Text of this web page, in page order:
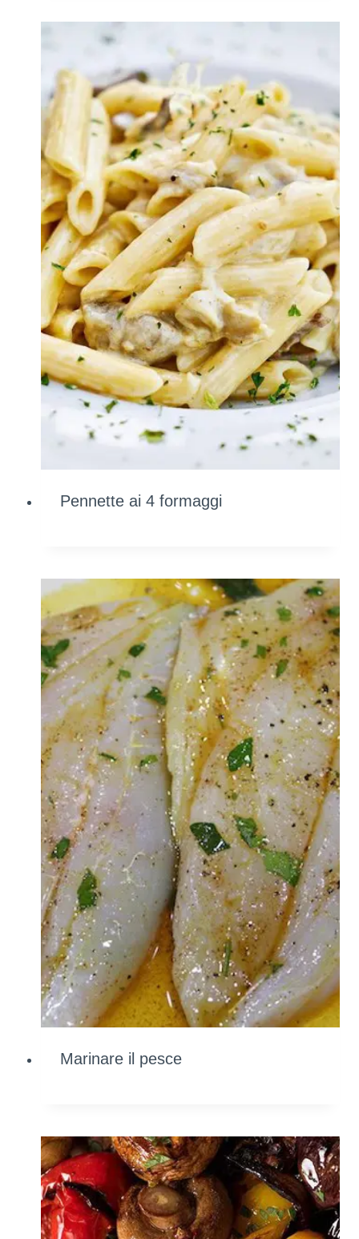
Pennette ai 4 formaggi
Marinare il pesce